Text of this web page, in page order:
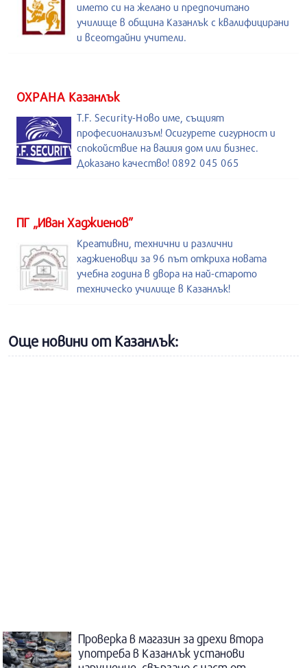
името си на желано и предпочитано
училище в община Казанлък с квалифицирани
и всеотдайни учители.
ОХРАНА Казанлък
T.F. Security-Ново име, същият
професионализъм! Осигурете сигурност и
спокойствие на вашия дом или бизнес.
Доказано качество! 0892 045 065
ПГ „Иван Хаджиенов”
Креативни, технични и различни
хаджиеновци за 96 път откриха новата
учебна година в двора на най-старото
техническо училище в Казанлък!
Още новини от Казанлък:
Проверка в магазин за дрехи втора
употреба в Казанлък установи